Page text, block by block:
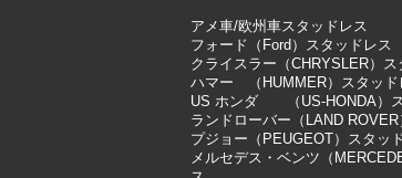
アメ車/欧州車スタッドレス
フォード（Ford）スタッドレス
クライスラー（CHRYSLER）ス
ハマー （HUMMER）スタッド
US ホンダ （US-HONDA）
ランドローバー（LAND
プジョー（PEUGEOT）スタッ
メルセデス・ベンツ（